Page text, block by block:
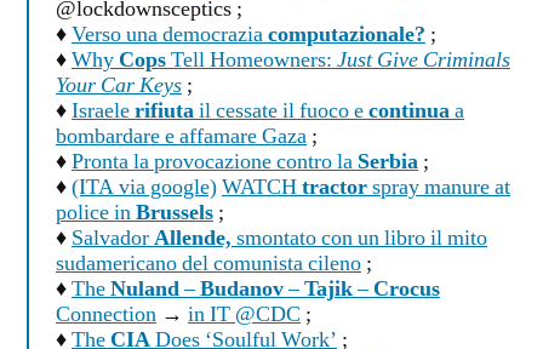
@lockdownsceptics ;
♦Verso una democraziacomputazionale? ;
♦WhyCopsTell Homeowners: Just Give Criminals
Your Car Keys ;
♦Israelerifiutail cessate il fuoco econtinuaa
bombardare e affamare Gaza ;
♦Pronta la provocazione contro la Serbia ;
♦(ITA via google)WATCHtractorspray manure at
police inBrussels ;
♦ SalvadorAllende, smontato con un libro il mito
sudamericano del comunista cileno ;
♦TheNuland–Budanov–Tajik–Crocus
Connection → in IT @CDC ;
♦TheCIADoes ‘Soulful Work’ ;